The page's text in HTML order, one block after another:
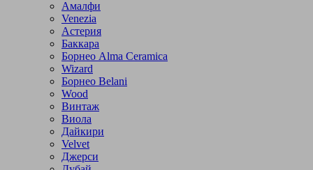
Амалфи
Venezia
Астерия
Баккара
Борнео Alma Ceramica
Wizard
Борнео Belani
Wood
Винтаж
Виола
Дайкири
Velvet
Джерси